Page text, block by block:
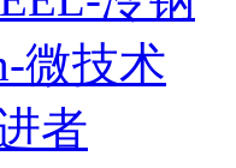
微技术
者